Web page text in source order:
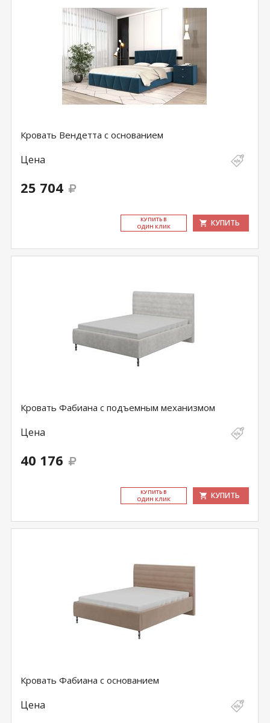
Кровать Вендетта с основанием
Цена
25 704
КУ­ПИТЬ В
ОДИН КЛИК
КУПИТЬ
Кровать Фабиана с подъемным механизмом
Цена
40 176
КУ­ПИТЬ В
ОДИН КЛИК
КУПИТЬ
Кровать Фабиана с основанием
Цена